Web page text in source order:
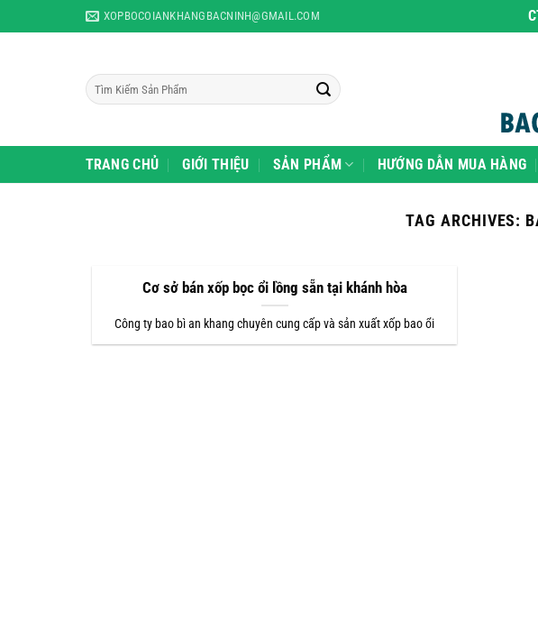
to
XOPBOCOIANKHANGBACNINH@GMAIL.COM
Tìm
kiếm:
TRANG CHỦ GIỚI THIỆU SẢN PHẨM HƯỚNG DẪN MUA HÀNG
TAG ARCHIVES:
Cơ sở bán xốp bọc ổi lồng sẵn tại khánh hòa
Công ty bao bì an khang chuyên cung cấp và sản xuất xốp bao ổi